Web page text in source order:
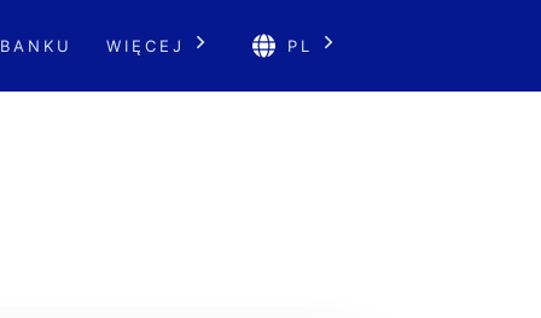
WIĘCEJ PL